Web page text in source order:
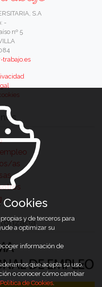
S.A
-
nº 5
trabajo.es
as
y de terceros para
a optimizar su
información de
que acepta su uso.
o conocer cómo cambiar
Política de Cookies.